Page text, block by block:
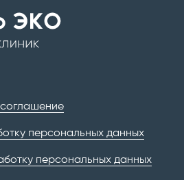
соглашение
персональных данных
персональных данных